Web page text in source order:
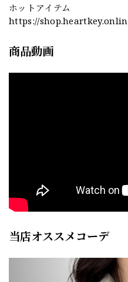
ホットアイテム
https://
商品動画
当店オススメコーデ